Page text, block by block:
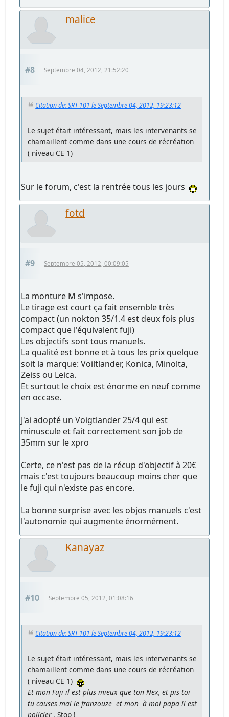
malice
#8 Septembre 04, 2012, 21:52:20
Citation de: SRT 101 le Septembre 04, 2012, 19:23:12
Le sujet était intéressant, mais les intervenants se
chamaillent comme dans une cours de récréation
( niveau CE 1)
Sur le forum, c'est la rentrée tous les jours
fotd
#9 Septembre 05, 2012, 00:09:05
La monture M s'impose.
Le tirage est court ça fait ensemble très
compact (un nokton 35/1.4 est deux fois plus
compact que l'équivalent fuji)
Les objectifs sont tous manuels.
La qualité est bonne et à tous les prix quelque
soit la marque: Voiltlander, Konica, Minolta,
Zeiss ou Leica.
Et surtout le choix est énorme en neuf comme
en occase.
J'ai adopté un Voigtlander 25/4 qui est
minuscule et fait correctement son job de
35mm sur le xpro
Certe, ce n'est pas de la récup d'objectif à 20€
mais c'est toujours beaucoup moins cher que
le fuji qui n'existe pas encore.
La bonne surprise avec les objos manuels c'est
l'autonomie qui augmente énormément.
Kanayaz
#10 Septembre 05, 2012, 01:08:16
Citation de: SRT 101 le Septembre 04, 2012, 19:23:12
Le sujet était intéressant, mais les intervenants se
chamaillent comme dans une cours de récréation
( niveau CE 1)
Et mon Fuji il est plus mieux que ton Nex, et pis toi
tu causes mal le franzouze et mon à moi papa il est
policier . Stop !